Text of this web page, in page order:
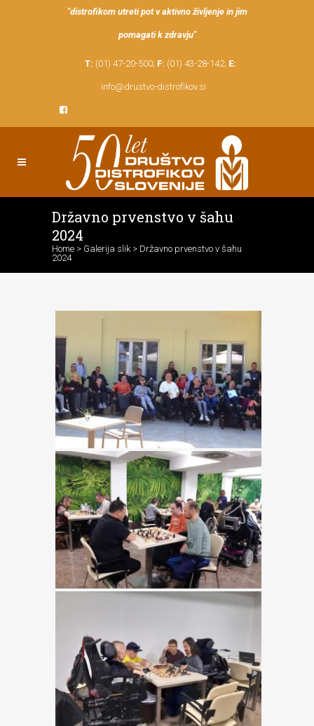
"distrofikom utreti pot v aktivno življenje in jim
pomagati k zdravju"
T: (01) 47-20-500; F: (01) 43-28-142; E:
info@drustvo-distrofikov.si
Državno prvenstvo v šahu
2024
Home > Galerija slik> Državno prvenstvo v šahu
2024